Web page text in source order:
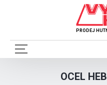
PRODEJ
OCEL